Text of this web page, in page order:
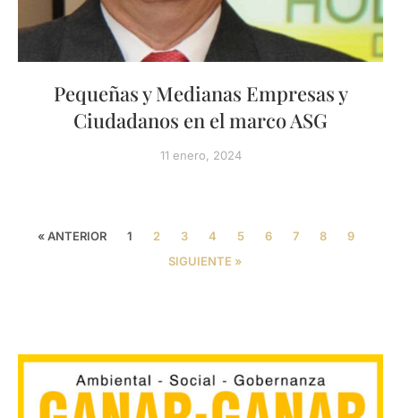
Pequeñas y Medianas Empresas y
Ciudadanos en el marco ASG
11 enero, 2024
« ANTERIOR 1 2 3 4 5 6 7 8
9
SIGUIENTE »